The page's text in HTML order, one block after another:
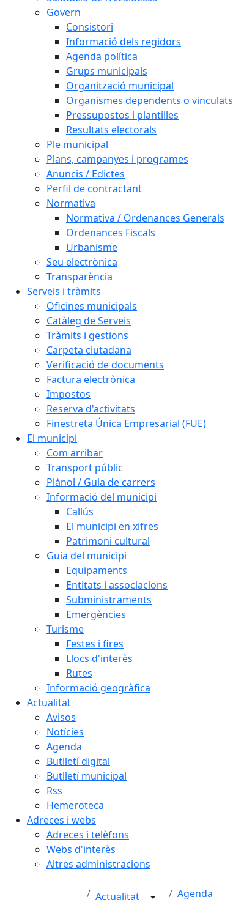
Govern
Consistori
Informació dels regidors
Agenda política
Grups municipals
Organització municipal
Organismes dependents o vinculats
Pressupostos i plantilles
Resultats electorals
Ple municipal
Plans, campanyes i programes
Anuncis / Edictes
Perfil de contractant
Normativa
Normativa / Ordenances Generals
Ordenances Fiscals
Urbanisme
Seu electrònica
Transparència
Serveis i tràmits
Oficines municipals
Catàleg de Serveis
Tràmits i gestions
Carpeta ciutadana
Verificació de documents
Factura electrònica
Impostos
Reserva d'activitats
Finestreta Única Empresarial (FUE)
El municipi
Com arribar
Transport públic
Plànol / Guia de carrers
Informació del municipi
Callús
El municipi en xifres
Patrimoni cultural
Guia del municipi
Equipaments
Entitats i associacions
Subministraments
Emergències
Turisme
Festes i fires
Llocs d'interès
Rutes
Informació geogràfica
Actualitat
Avisos
Notícies
Agenda
Butlletí digital
Butlletí municipal
Rss
Hemeroteca
Adreces i webs
Adreces i telèfons
Webs d'interès
Altres administracions
Actualitat Agenda